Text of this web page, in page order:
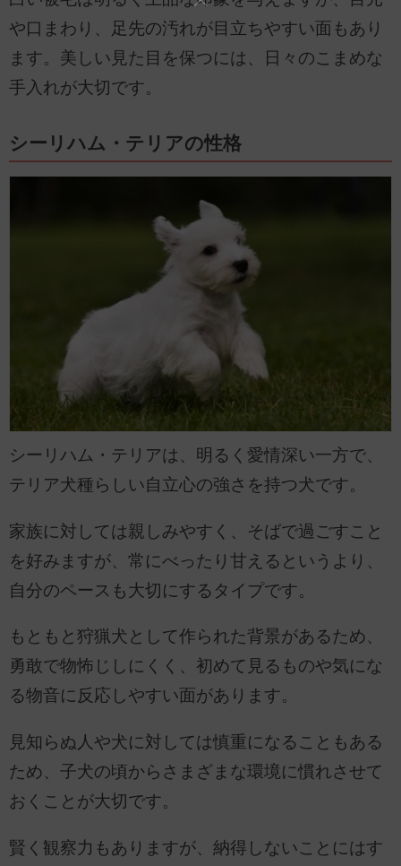
や口まわり、足先の汚れが目立ちやすい面もあり
ます。美しい見た目を保つには、日々のこまめな
手入れが大切です。
シーリハム・テリアの性格
シーリハム・テリアは、明るく愛情深い一方で、
テリア犬種らしい自立心の強さを持つ犬です。
家族に対しては親しみやすく、そばで過ごすこと
を好みますが、常にべったり甘えるというより、
自分のペースも大切にするタイプです。
もともと狩猟犬として作られた背景があるため、
勇敢で物怖じしにくく、初めて見るものや気にな
る物音に反応しやすい面があります。
見知らぬ人や犬に対しては慎重になることもある
ため、子犬の頃からさまざまな環境に慣れさせて
おくことが大切です。
賢く観察力もありますが、納得しないことにはす